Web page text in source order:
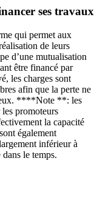
ses travaux
qui permet aux
de leurs
d’une mutualisation
être financé par
les charges sont
afin que la perte ne
eux. ****Note **: les
promoteurs
la capacité
également
inférieur à
le temps.